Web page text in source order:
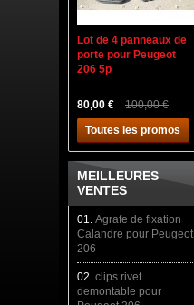
Lot de 4 panneaux de
porte pour Peugeot
206 5p
80,00 €
100,00 €
Toutes les promos
MEILLEURES
VENTES
01. Agrafe de fixation
Calandre pour Peugeot
206
02. clips rivet
demontable pour